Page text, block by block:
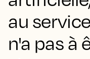
au
n'a pas à